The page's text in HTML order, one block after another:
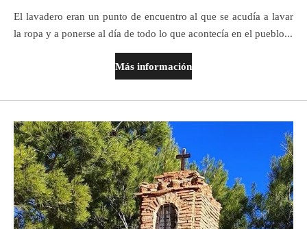
El lavadero eran un punto de encuentro al que se acudía a lavar
la ropa y a ponerse al día de todo lo que acontecía en el pueblo...
Más información